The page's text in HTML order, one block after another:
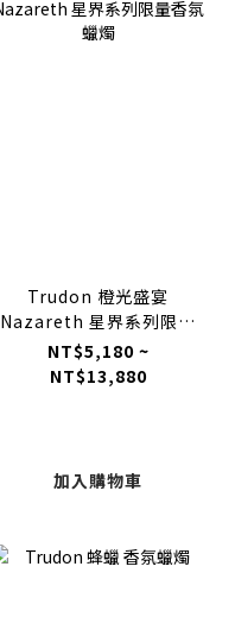
Trudon 橙光盛宴
Nazareth 星界系列限量
香氛蠟燭
NT$5,180 ~
NT$13,880
加入購物車